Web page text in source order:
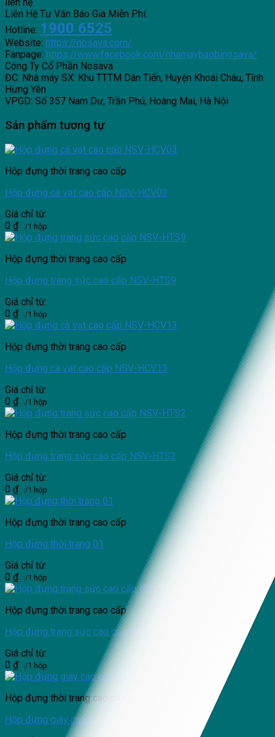
Liên Hệ Tư Vấn Báo Giá Miễn Phí:
Hotline: 1900 6525
Website: https://nosava.com/
Fanpage: https://www.facebook.com/nhamaybaobinosava/
Công Ty Cổ Phần Nosava
ĐC: Nhà máy SX: Khu TTTM Dân Tiến, Huyện Khoái Châu, Tỉnh
Hưng Yên
VPGD: Số 357 Nam Dư, Trần Phú, Hoàng Mai, Hà Nội
Sản phẩm tương tự
Hộp đựng thời trang cao cấp
Hộp đựng cà vạt cao cấp NSV-HCV03
Giá chỉ từ:
0 ₫ /1 hộp
Hộp đựng thời trang cao cấp
Hộp đựng trang sức cao cấp NSV-HTS9
Giá chỉ từ:
0 ₫ /1 hộp
Hộp đựng thời trang cao cấp
Hộp đựng cà vạt cao cấp NSV-HCV13
Giá chỉ từ:
0 ₫ /1 hộp
Hộp đựng thời trang cao cấp
Hộp đựng trang sức cao cấp NSV-HTS2
Giá chỉ từ:
0 ₫ /1 hộp
Hộp đựng thời trang cao cấp
Hộp đựng thời trang 01
Giá chỉ từ:
0 ₫ /1 hộp
Hộp đựng thời trang cao cấp
Hộp đựng trang sức cao cấp NSV-HTS18
Giá chỉ từ:
0 ₫ /1 hộp
Hộp đựng thời trang cao cấp
Hộp đựng giày cao cấp NSV-HĐG04